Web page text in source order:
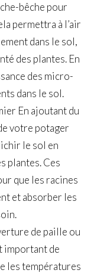
bêche pour
permettra à l’air
dans le sol,
des plantes. En
des micro-
dans le sol.
En ajoutant du
votre potager
le sol en
plantes. Ces
que les racines
et absorber les
de paille ou
important de
les températures